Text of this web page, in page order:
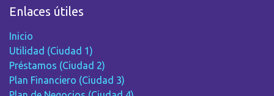
Enlaces útiles
Inicio
Utilidad (Ciudad 1)
Préstamos (Ciudad 2)
Plan Financiero (Ciudad 3)